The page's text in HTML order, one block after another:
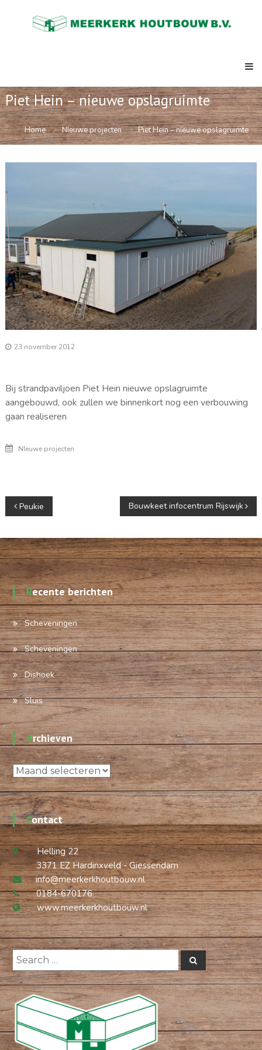
Meerkerk
Houtbouw
de
expert
in
ketenbouw,
strandpaviljoens,
clubhuizen,
Piet Hein – nieuwe opslagruimte
Home NIeuwe projecten Piet Hein – nieuwe opslagruimte
23 november 2012
Bij strandpaviljoen Piet Hein nieuwe opslagruimte
aangebouwd, ook zullen we binnenkort nog een verbouwing
gaan realiseren
NIeuwe projecten
Berichtnavigatie
Peukie Bouwkeet infocentrum Rijswijk
Recente berichten
Scheveningen
Scheveningen
Dishoek
Sluis
Archieven
Archieven
Contact
Helling 22
3371 EZ Hardinxveld - Giessendam
info@meerkerkhoutbouw.nl
0184-670176
www.meerkerkhoutbouw.nl
Search
for:
Search